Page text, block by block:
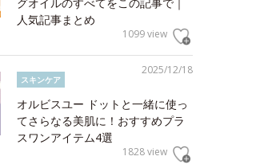
人気記事まとめ
1099 view
2025/12/18
スキンケア
オルビスユー ドットと一緒に使っ
てさらなる美肌に！おすすめプラ
スワンアイテム4選
1828 view